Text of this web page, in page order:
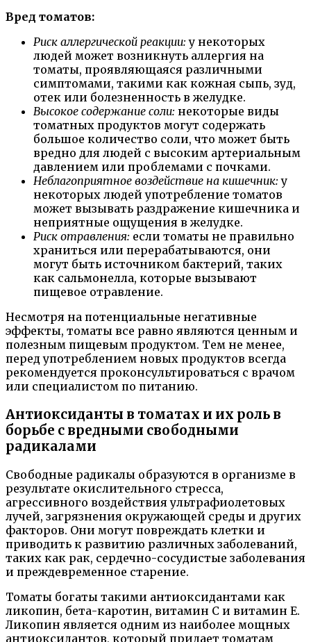
Вред томатов:
Риск аллергической реакции: у некоторых
людей может возникнуть аллергия на
томаты, проявляющаяся различными
симптомами, такими как кожная сыпь, зуд,
отек или болезненность в желудке.
Высокое содержание соли: некоторые виды
томатных продуктов могут содержать
большое количество соли, что может быть
вредно для людей с высоким артериальным
давлением или проблемами с почками.
Неблагоприятное воздействие на кишечник: у
некоторых людей употребление томатов
может вызывать раздражение кишечника и
неприятные ощущения в желудке.
Риск отравления: если томаты не правильно
храниться или перерабатываются, они
могут быть источником бактерий, таких
как сальмонелла, которые вызывают
пищевое отравление.
Несмотря на потенциальные негативные
эффекты, томаты все равно являются ценным и
полезным пищевым продуктом. Тем не менее,
перед употреблением новых продуктов всегда
рекомендуется проконсультироваться с врачом
или специалистом по питанию.
Антиоксиданты в томатах и их роль в
борьбе с вредными свободными
радикалами
Свободные радикалы образуются в организме в
результате окислительного стресса,
агрессивного воздействия ультрафиолетовых
лучей, загрязнения окружающей среды и других
факторов. Они могут повреждать клетки и
приводить к развитию различных заболеваний,
таких как рак, сердечно-сосудистые заболевания
и преждевременное старение.
Томаты богаты такими антиоксидантами как
ликопин, бета-каротин, витамин C и витамин E.
Ликопин является одним из наиболее мощных
антиоксидантов, который придает томатам